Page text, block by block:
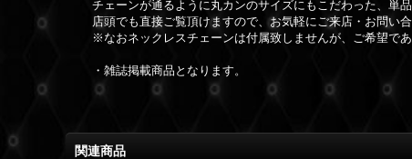
チェーンが通るように丸カンのサイズにもこだわった、単
店頭でも直接ご覧頂けますので、お気軽にご来店・お問い
※なおネックレスチェーンは付属致しませんが、ご希望で
・雑誌掲載商品となります。
関連商品